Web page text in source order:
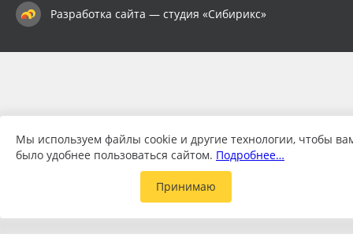
Разработка сайта — студия «Сибирикс»
Мы используем файлы cookie и другие технологии, чтобы
было удобнее пользоваться сайтом. Подробнее…
Принимаю